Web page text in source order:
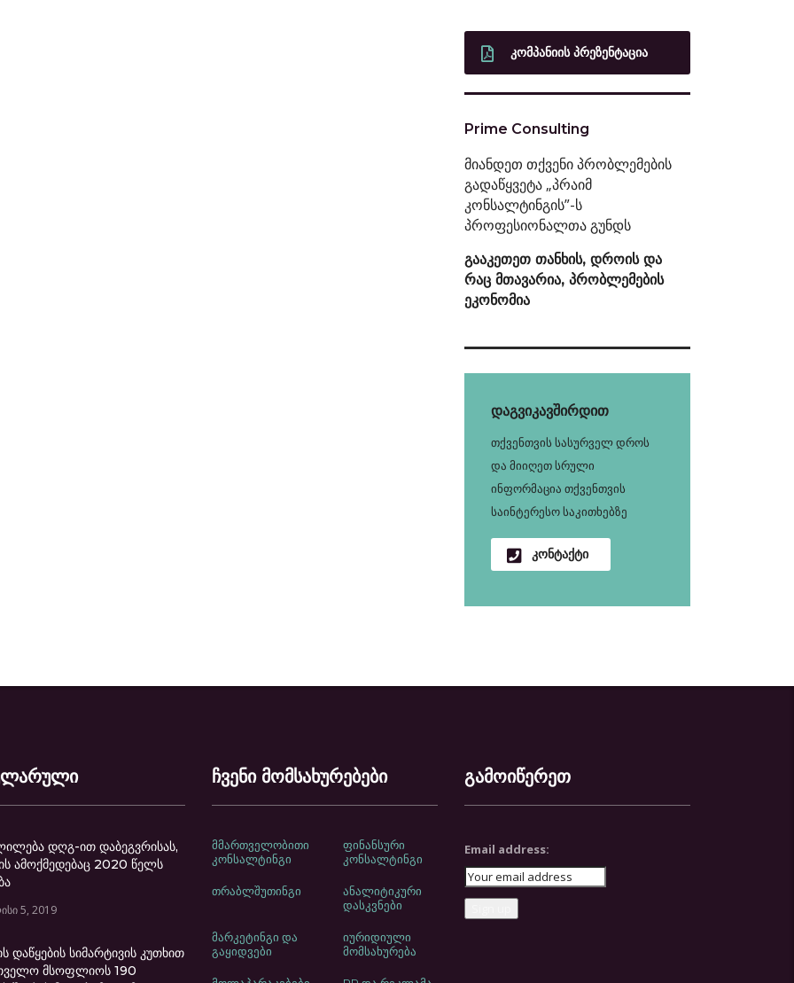
ᲙᲝᲛᲞᲐᲜᲘᲘᲡ ᲞᲠᲔᲖᲔᲜᲢᲐᲪᲘᲐ
Prime Consulting
მიანდეთ თქვენი პრობლემების
გადაწყვეტა „პრაიმ
კონსალტინგის”-ს
პროფესიონალთა გუნდს
გააკეთეთ თანხის, დროის და
რაც მთავარია, პრობლემების
ეკონომია
დაგვიკავშირდით
თქვენთვის სასურველ დროს
და მიიღეთ სრული
ინფორმაცია თქვენთვის
საინტერესო საკითხებზე
კონტაქტი
დღგ-ით დაბეგვრისას,
ამოქმედებაც 2020 წელს
5, 2019
დაწყების სიმარტივის კუთხით
მსოფლიოს 190
ჩვენი მომსახურებები
მმართველობითი
კონსალტინგი
ფინანსური
კონსალტინგი
თრაბლშუთინგი
ანალიტიკური
დასკვნები
მარკეტინგი და
გაყიდვები
იურიდიული
მომსახურება
გამოიწერეთ
Email address: